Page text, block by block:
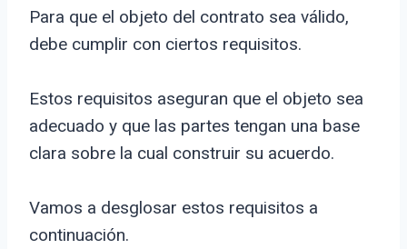
Para que el objeto del contrato sea válido,
debe cumplir con ciertos requisitos.
Estos requisitos aseguran que el objeto sea
adecuado y que las partes tengan una base
clara sobre la cual construir su acuerdo.
Vamos a desglosar estos requisitos a
continuación.